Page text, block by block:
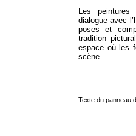
Les
dialogue avec
poses et
tradition
espace où les
scène.
Texte du panneau